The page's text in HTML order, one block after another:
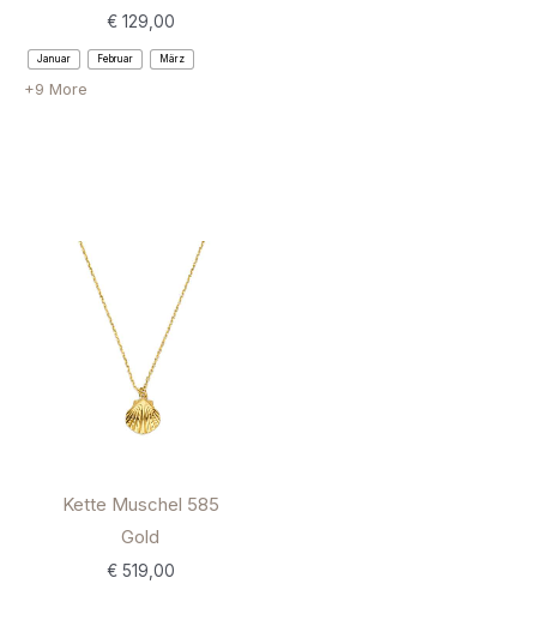
€129,00
Januar Februar März
+9 More
Kette Muschel 585
Gold
€519,00